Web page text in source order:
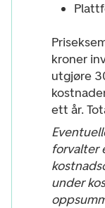
kroner
utgjøre
ett år.
forvalter
under